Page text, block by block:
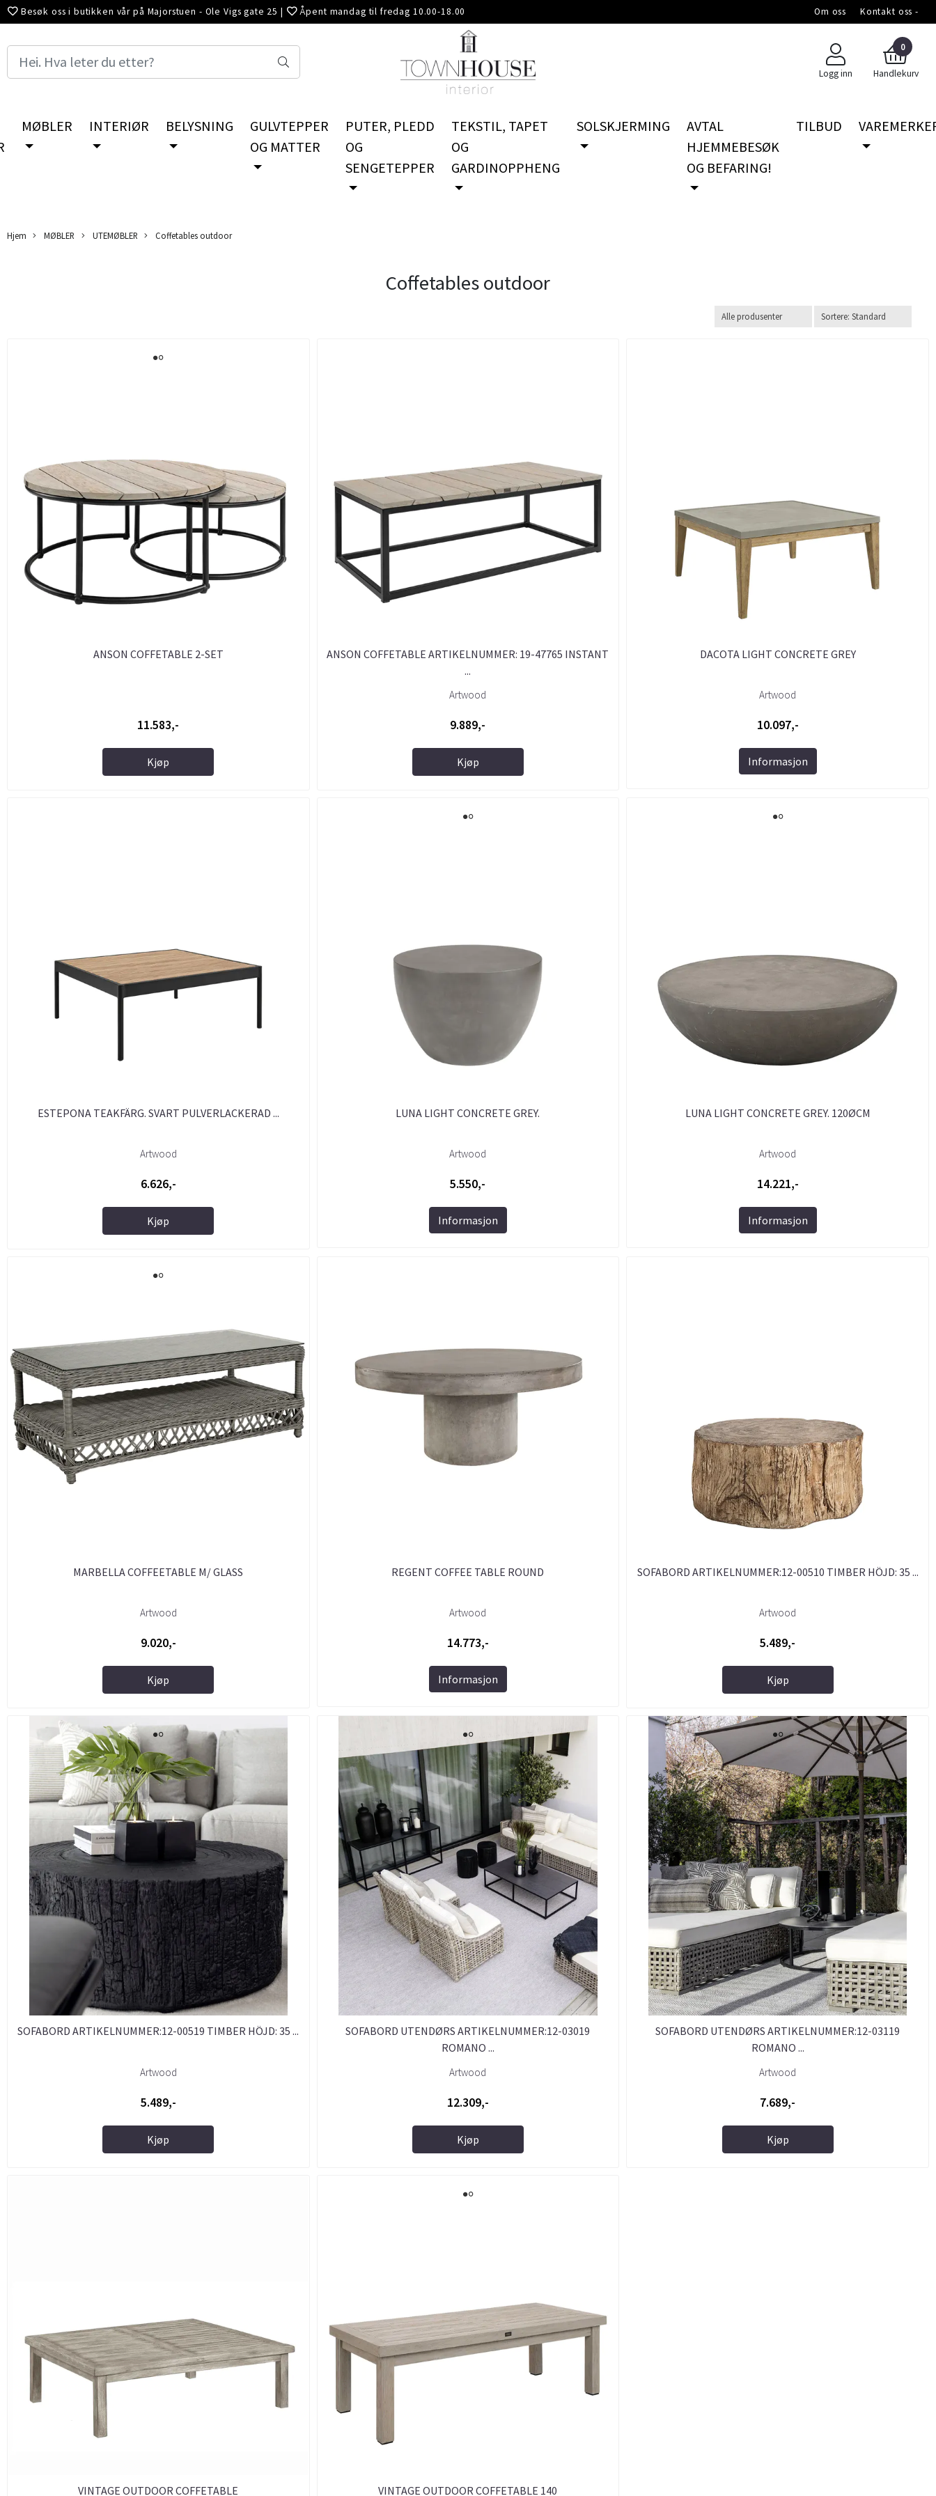
Besøk oss i butikken vår på Majorstuen - Ole Vigs gate 25|
Åpent mandag til fredag 10.00-18.00
Om oss Kontakt oss -
Logg inn
0
Handlekurv
MØBLER INTERIØR BELYSNING
GULVTEPPER
OG MATTER
PUTER, PLEDD
OG
SENGETEPPER
TEKSTIL, TAPET
OG
GARDINOPPHENG
SOLSKJERMING
AVTAL
HJEMMEBESØK
OG BEFARING!
TILBUD
Hjem MØBLER UTEMØBLER Coffetables outdoor
Coffetables outdoor
ANSON COFFETABLE 2-SET
11.583,-
Kjøp
ANSON COFFETABLE ARTIKELNUMMER: 19-47765 INSTANT
...
Artwood
9.889,-
Kjøp
DACOTA LIGHT CONCRETE GREY
Artwood
10.097,-
Informasjon
ESTEPONA TEAKFÄRG. SVART PULVERLACKERAD ...
Artwood
6.626,-
Kjøp
LUNA LIGHT CONCRETE GREY.
Artwood
5.550,-
Informasjon
LUNA LIGHT CONCRETE GREY. 120ØCM
Artwood
14.221,-
Informasjon
MARBELLA COFFEETABLE M/ GLASS
Artwood
9.020,-
Kjøp
REGENT COFFEE TABLE ROUND
Artwood
14.773,-
Informasjon
SOFABORD ARTIKELNUMMER:12-00510 TIMBER HÖJD: 35 ...
Artwood
5.489,-
Kjøp
SOFABORD ARTIKELNUMMER:12-00519 TIMBER HÖJD: 35 ...
Artwood
5.489,-
Kjøp
SOFABORD UTENDØRS ARTIKELNUMMER:12-03019
ROMANO ...
Artwood
12.309,-
Kjøp
SOFABORD UTENDØRS ARTIKELNUMMER:12-03119
ROMANO ...
Artwood
7.689,-
Kjøp
VINTAGE OUTDOOR COFFETABLE VINTAGE OUTDOOR COFFETABLE 140